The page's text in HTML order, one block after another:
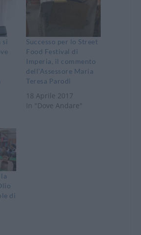
si
Successo per lo Street
Food Festival di
Imperia, il commento
dell’Assessore Maria
Teresa Parodi
18 Aprile 2017
In "Dove Andare"
di